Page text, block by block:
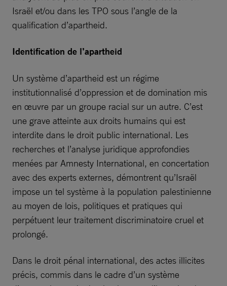
Israël et/ou dans les TPO sous l’angle de la
qualification d’apartheid.
Identification de l’apartheid
Un système d’apartheid est un régime
institutionnalisé d’oppression et de domination mis
en œuvre par un groupe racial sur un autre. C’est
une grave atteinte aux droits humains qui est
interdite dans le droit public international. Les
recherches et l’analyse juridique approfondies
menées par Amnesty International, en concertation
avec des experts externes, démontrent qu’Israël
impose un tel système à la population palestinienne
au moyen de lois, politiques et pratiques qui
perpétuent leur traitement discriminatoire cruel et
prolongé.
Dans le droit pénal international, des actes illicites
précis, commis dans le cadre d’un système